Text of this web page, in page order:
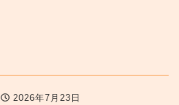
2026年7月23日